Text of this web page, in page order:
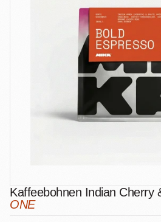
Kaffeebohnen Indian Cherry
ONE